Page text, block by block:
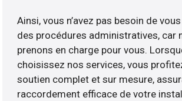
Ainsi, vous n’avez pas besoin de
des procédures administratives, car
prenons en charge pour vous.
choisissez nos services, vous
soutien complet et sur mesure,
raccordement efficace de votre